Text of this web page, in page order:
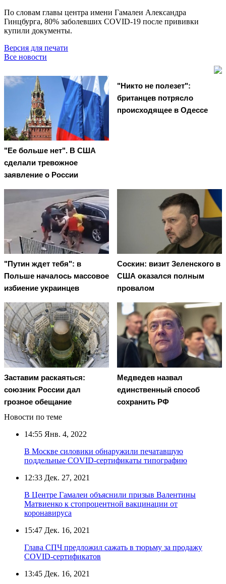
По словам главы центра имени Гамалеи Александра
Гинцбурга, 80% заболевших COVID-19 после прививки
купили документы.
Версия для печати
Все новости
"Ее больше нет". В США
сделали тревожное
заявление о России
"Никто не полезет":
британцев потрясло
происходящее в Одессе
"Путин ждет тебя": в
Польше началось массовое
избиение украинцев
Соскин: визит Зеленского в
США оказался полным
провалом
Заставим раскаяться:
союзник России дал
грозное обещание
Медведев назвал
единственный способ
сохранить РФ
Новости по теме
14:55 Янв. 4, 2022
В Москве силовики обнаружили печатавшую
поддельные COVID-сертификаты типографию
12:33 Дек. 27, 2021
В Центре Гамалеи объяснили призыв Валентины
Матвиенко к стопроцентной вакцинации от
коронавируса
15:47 Дек. 16, 2021
Глава СПЧ предложил сажать в тюрьму за продажу
COVID-сертификатов
13:45 Дек. 16, 2021